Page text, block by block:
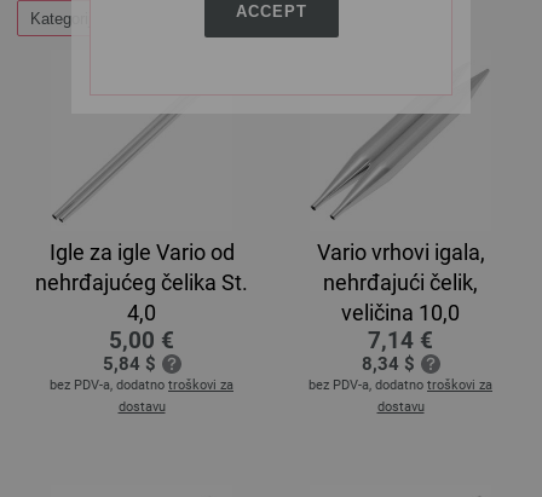
ACCEPT
Kategorije
Igle za igle Vario od
nehrđajućeg čelika St.
4,0
5,00 €
5,84 $
bez PDV-a, dodatno troškovi za
dostavu
Vario vrhovi igala,
nehrđajući čelik,
veličina 10,0
7,14 €
8,34 $
bez PDV-a, dodatno troškovi za
dostavu